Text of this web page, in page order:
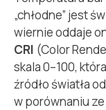
„chłodne” jest
wiernie oddaje
CRI (Color
skala 0–100,
źródło światła
w porównaniu